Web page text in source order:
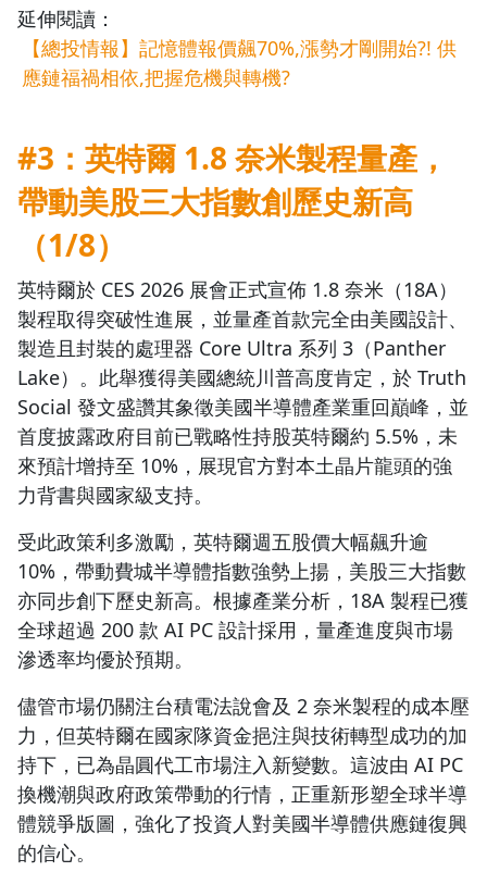
延伸閱讀：
【總投情報】記憶體報價飆70%,漲勢才剛開始?! 供
應鏈福禍相依,把握危機與轉機?
#3：英特爾 1.8 奈米製程量產，
帶動美股三大指數創歷史新高
（1/8）
英特爾於 CES 2026 展會正式宣佈 1.8 奈米（18A）
製程取得突破性進展，並量產首款完全由美國設計、
製造且封裝的處理器 Core Ultra 系列 3（Panther
Lake）。此舉獲得美國總統川普高度肯定，於 Truth
Social 發文盛讚其象徵美國半導體產業重回巔峰，並
首度披露政府目前已戰略性持股英特爾約 5.5%，未
來預計增持至 10%，展現官方對本土晶片龍頭的強
力背書與國家級支持。
受此政策利多激勵，英特爾週五股價大幅飆升逾
10%，帶動費城半導體指數強勢上揚，美股三大指數
亦同步創下歷史新高。根據產業分析，18A 製程已獲
全球超過 200 款 AI PC 設計採用，量產進度與市場
滲透率均優於預期。
儘管市場仍關注台積電法說會及 2 奈米製程的成本壓
力，但英特爾在國家隊資金挹注與技術轉型成功的加
持下，已為晶圓代工市場注入新變數。這波由 AI PC
換機潮與政府政策帶動的行情，正重新形塑全球半導
體競爭版圖，強化了投資人對美國半導體供應鏈復興
的信心。